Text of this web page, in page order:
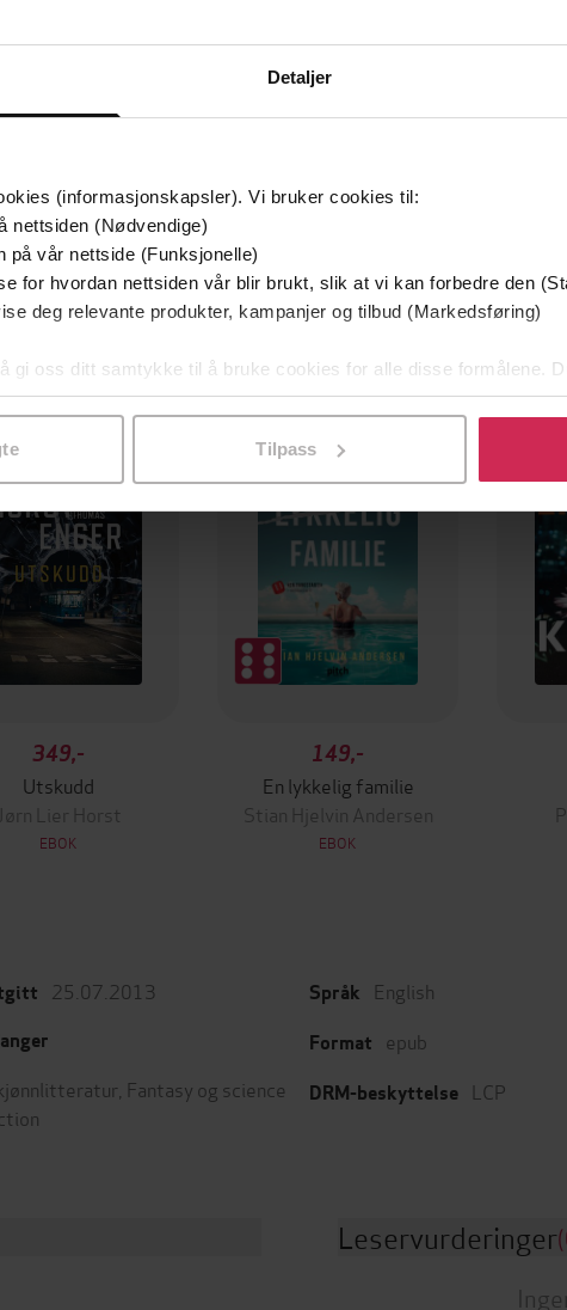
Detaljer
(informasjonskapsler). Vi bruker cookies til:
nettsiden (Nødvendige)
på vår nettside (Funksjonelle)
for hvordan nettsiden vår blir brukt, slik at vi kan forbedre den
deg relevante produkter, kampanjer og tilbud (Markedsføring)
gi oss ditt samtykke til å bruke cookies for alle disse formålene.
ved å klikke på «Tilpass». Du kan når som helst trekke
Tilpass
Dare
35,-
The Lovers
Premium
gang på tilbud
349,-
Utskudd
Jørn Lier Horst
EBOK
Premium
149,-
En lykkelig familie
Stian Hjelvin Andersen
EBOK
25.07.2013
Fantasy og science
Språk English
Format epub
DRM-beskyttelse LCP
Leservurderinger